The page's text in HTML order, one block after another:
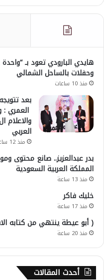
هايدي البارودي تعود بـ
وحفلات بالساحل الشمالي
منذ 10 ساعات
بعد
العمري :
العربي
منذ 12 ساعة
بدر عبدالعزيز.. صانع محتوى
المملكة العربية السعودية
منذ 13 ساعة
خليك فاكر
منذ 17 ساعة
( أبو عيطة ينتهي من كتابه
منذ 20 ساعة
أحدث المقالات